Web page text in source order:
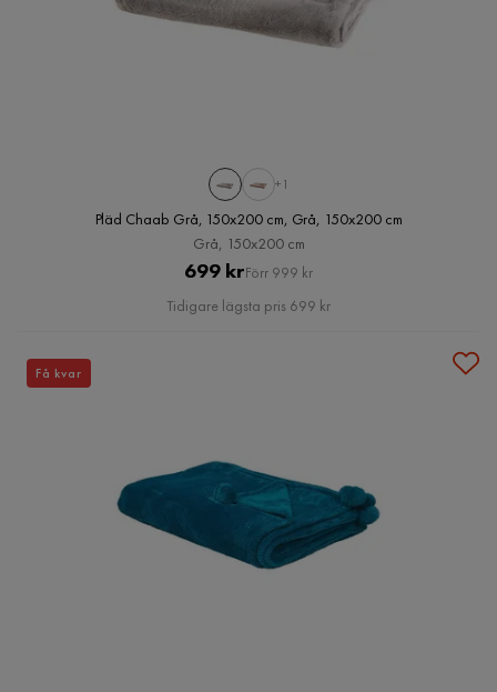
+1
Pläd Chaab Grå, 150x200 cm, Grå, 150x200 cm
Grå, 150x200 cm
Pris
699 krOriginal
Pris
Förr 999 kr
Tidigare lägsta pris 699 kr
Få kvar